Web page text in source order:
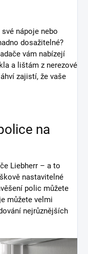
nápoje nebo
dosažitelné?
vám nabízejí
a lištám z nerezové
zajistí, že vaše
na
Liebherr – a to
nastavitelné
polic můžete
můžete velmi
nejrůznějších